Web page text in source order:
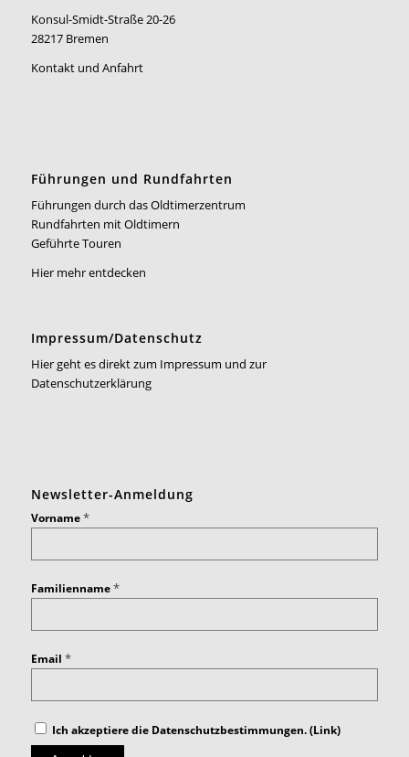
Konsul-Smidt-Straße 20-26
28217 Bremen
Kontakt und Anfahrt
Führungen und Rundfahrten
Führungen durch das Oldtimerzentrum
Rundfahrten mit Oldtimern
Geführte Touren
Hier mehr entdecken
Impressum/Datenschutz
Hier geht es direkt zum Impressum und zur
Datenschutzerklärung
Newsletter-Anmeldung
Vorname*
Familienname*
Email *
Ich akzeptiere die Datenschutzbestimmungen. (Link)